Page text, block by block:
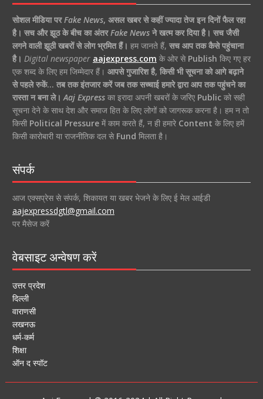
सोशल मीडिया परFake News, असल खबर से कहीं ज्यादा तेज इन दिनों फैल रहा
है। सच और झूठ के बीच का अंतरFake Newsने खत्म कर दिया है। सच जैसी
लगने वाली झूठी खबरों से लोग भ्रमित हैं। हम जानते हैं, सच आप तक कैसे पहुंचाना
है। Digital newspaper aajexpress.com के ओर से Publish किए गए हर
एक शब्द के लिए हम जिम्मेदार हैं। आपसे गुजारिश है, किसी भी सूचना को आगे बढ़ाने
से पहले रुकें… तब तक इंतजार करें जब तक सच्चाई हमारे द्वारा आप तक पहुंचने का
रास्ता न बना ले। Aaj Expressका इरादा अपनी खबरों के जरिए Publicको सही
सूचना देने के साथ देश और समाज हित के लिए लोगों को जागरूक करना है। हम न तो
किसी Political Pressureमें काम करते हैं, न ही हमारे Content के लिए हमें
किसी कारोबारी या राजनीतिक दल से Fund मिलता है।
संपर्क
आज एक्सप्रेस से संपर्क, शिकायत या खबर भेजने के लिए ई मेल आईडी
aajexpressdgtl@gmail.com
पर मैसेज करें
वेबसाइट अन्वेषण करें
उत्तर प्रदेश
दिल्ली
वाराणसी
लखनऊ
धर्म-कर्म
शिक्षा
ऑन द स्पॉट